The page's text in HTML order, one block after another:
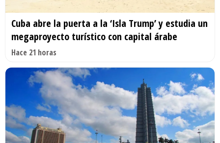
Cuba abre la puerta a la ‘Isla Trump’ y estudia un
megaproyecto turístico con capital árabe
Hace 21 horas